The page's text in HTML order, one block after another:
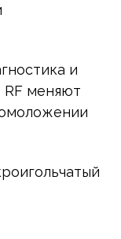
и
RF меняют